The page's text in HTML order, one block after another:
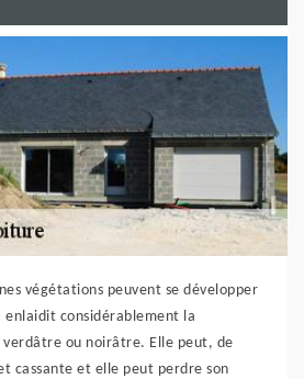
végétations peuvent se développer
enlaidit considérablement la
ou noirâtre. Elle peut, de
cassante et elle peut perdre son